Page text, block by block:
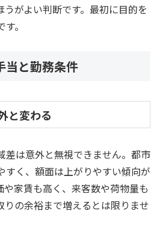
うがよい判断です。最初に目的を
。
当と勤務条件
と変わる
差は意外と無視できません。都市
すく、額面は上がりやすい傾向が
や家賃も高く、来客数や荷物量も
りの余裕まで増えるとは限りませ